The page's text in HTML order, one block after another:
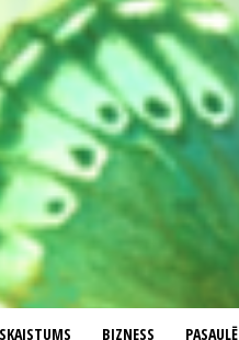
SKAISTUMS BIZNESS PASAULĒ